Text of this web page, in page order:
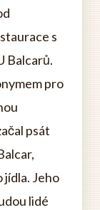
s
Balcarů.
pro
psát
jídla. Jeho
lidé